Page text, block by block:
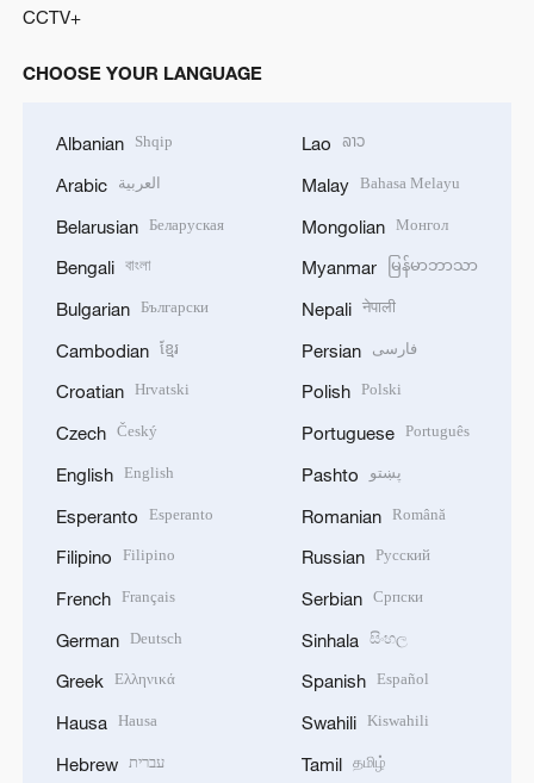
CCTV+
CHOOSE YOUR LANGUAGE
Albanian Shqip
Arabic العربية
Belarusian Беларуская
Bengali বাংলা
Bulgarian Български
Cambodian ខ្មែរ
Croatian Hrvatski
Czech Český
English English
Esperanto Esperanto
Filipino Filipino
French Français
German Deutsch
Greek Ελληνικά
Hausa Hausa
Hebrew עברית
Lao ລາວ
Malay Bahasa Melayu
Mongolian Монгол
Myanmar မြန်မာဘာသာ
Nepali नेपाली
Persian فارسی
Polish Polski
Portuguese Português
Pashto پښتو
Romanian Română
Russian Русский
Serbian Српски
Sinhala සිංහල
Spanish Español
Swahili Kiswahili
Tamil தமிழ்